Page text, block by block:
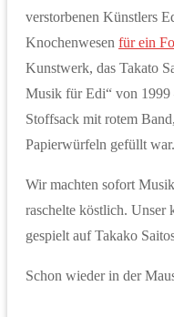
verstorbenen Künstlers
Knochenwesen für ein
Kunstwerk, das Takato
Musik für Edi“ von 1999
Stoffsack mit rotem
Papierwürfeln gefüllt war.
Wir machten sofort
raschelte köstlich. Unser
gespielt auf Takako
Schon wieder in der